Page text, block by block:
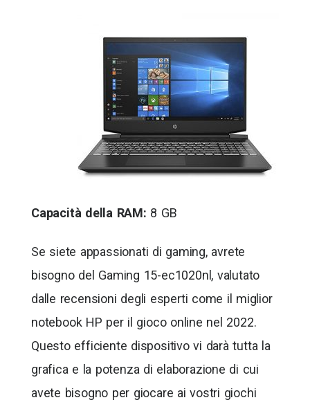
Capacità della RAM: 8 GB
Se siete appassionati di gaming, avrete
bisogno del Gaming 15-ec1020nl, valutato
dalle recensioni degli esperti come il miglior
notebook HP per il gioco online nel 2022.
Questo efficiente dispositivo vi darà tutta la
grafica e la potenza di elaborazione di cui
avete bisogno per giocare ai vostri giochi